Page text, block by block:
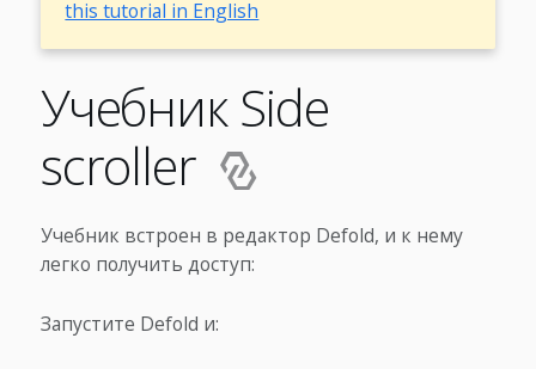
this tutorial in English
Учебник Side
scroller
Учебник встроен в редактор Defold, и к нему
легко получить доступ:
Запустите Defold и: